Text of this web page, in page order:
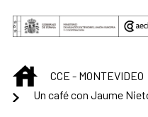
Saltar al contenido
INICIOCCE - MONTEVIDEO
Un café con Jaume